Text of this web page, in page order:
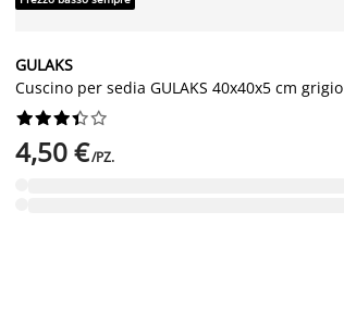
GULAKS
Cuscino per sedia GULAKS 40x40x5 cm grigio






4,50 €/PZ.